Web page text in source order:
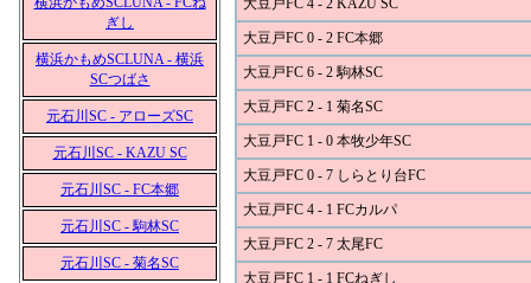
ぎし
横浜かもめSCLUNA - 横浜
SCつばさ
元石川SC - アローズSC
元石川SC - KAZU SC
元石川SC - FC本郷
元石川SC - 駒林SC
元石川SC - 菊名SC
大豆戸FC 4 - 2 KAZU SC
大豆戸FC 0 - 2 FC本郷
大豆戸FC 6 - 2 駒林SC
大豆戸FC 2 - 1 菊名SC
大豆戸FC 1 - 0 本牧少年SC
大豆戸FC 0 - 7 しらとり台FC
大豆戸FC 4 - 1 FCカルパ
大豆戸FC 2 - 7 太尾FC
大豆戸FC 1 - 1 FCねぎし